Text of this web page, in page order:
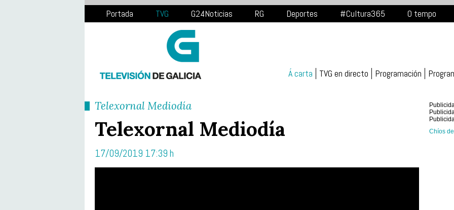
Portada TVG G24Noticias RG Deportes #Cultura365 O tempo
Á carta TVG en directo Programación
Telexornal Mediodía
Telexornal Mediodía
17/09/2019 17:39 h
Chíos